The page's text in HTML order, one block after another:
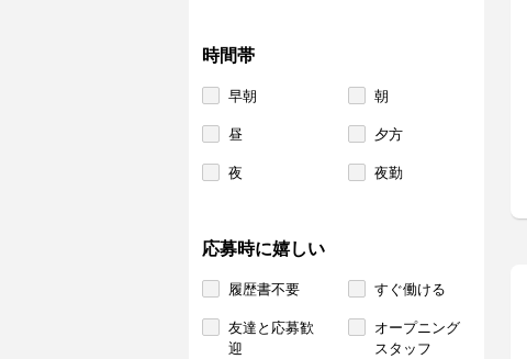
時間帯
早朝 朝
昼 夕方
夜 夜勤
応募時に嬉しい
履歴書不要 すぐ働ける
友達と応募歓
迎
オープニング
スタッフ